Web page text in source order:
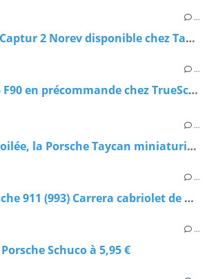
…
1/43 : Le Renault Captur 2 Norev disponible chez Tacot
…
1/43 : La BMW M5 F90 en précommande chez TrueScale Models
…
1/43 : À peine dévoilée, la Porsche Taycan miniaturisée
…
Bon plan : la Porsche 911 (993) Carrera cabriolet de Norev à 29,95 €
…
Schuco à 5,95 €